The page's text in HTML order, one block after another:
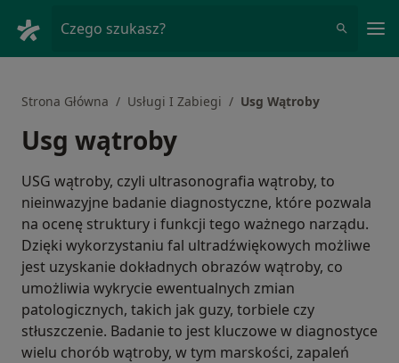
Czego szukasz?
Strona Główna Usługi I Zabiegi Usg Wątroby
Usg wątroby
USG wątroby, czyli ultrasonografia wątroby, to
nieinwazyjne badanie diagnostyczne, które pozwala
na ocenę struktury i funkcji tego ważnego narządu.
Dzięki wykorzystaniu fal ultradźwiękowych możliwe
jest uzyskanie dokładnych obrazów wątroby, co
umożliwia wykrycie ewentualnych zmian
patologicznych, takich jak guzy, torbiele czy
stłuszczenie. Badanie to jest kluczowe w diagnostyce
wielu chorób wątroby, w tym marskości, zapaleń